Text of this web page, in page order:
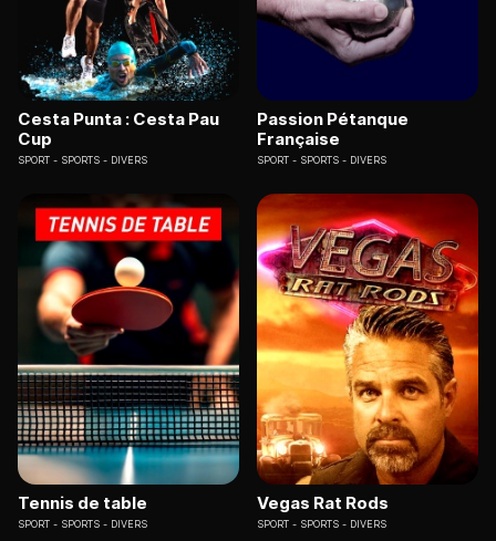
Cesta Punta : Cesta Pau
Cup
SPORT SPORTS - DIVERS
Passion Pétanque
Française
SPORT SPORTS - DIVERS
Tennis de table
SPORT SPORTS - DIVERS
Vegas Rat Rods
SPORT SPORTS - DIVERS